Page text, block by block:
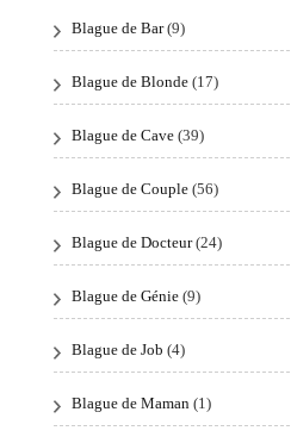
Blague de Bar(9)
Blague de Blonde (17)
Blague de Cave (39)
Blague de Couple (56)
Blague de Docteur(24)
Blague de Génie (9)
Blague de Job (4)
Blague de Maman (1)